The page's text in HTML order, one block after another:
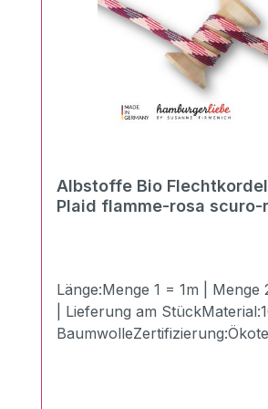
Albstoffe Bio
Plaid flamme-rosa scuro-
Länge:Menge 1 = 1m | Menge
| Lieferung am